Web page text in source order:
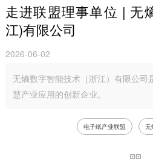
走进联盟理事单位 | 无
江)有限公司
2026-06-02
无熵数字智能技术（浙江）有限公司
慧产业应用的创新企业。
电子纸产业联盟 无